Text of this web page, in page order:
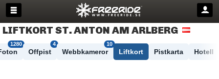
LIFTKORT ST. ANTON AM ARLBERG
1280
Offpist
4
Webbkameror
10
Liftkort Pistkarta Hotell